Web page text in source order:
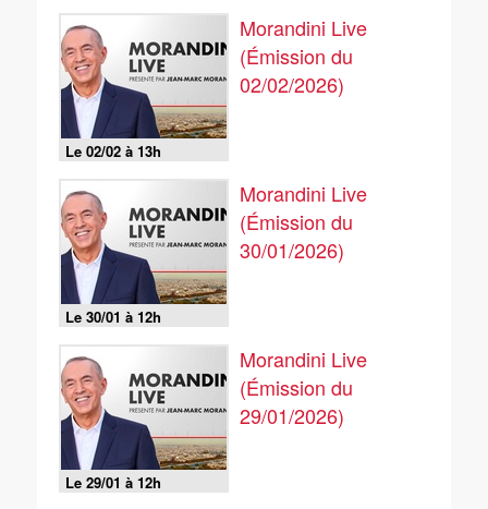
Le 02/02 à 13h
Morandini Live
(Émission du
02/02/2026)
Le 30/01 à 12h
Morandini Live
(Émission du
30/01/2026)
Le 29/01 à 12h
Morandini Live
(Émission du
29/01/2026)